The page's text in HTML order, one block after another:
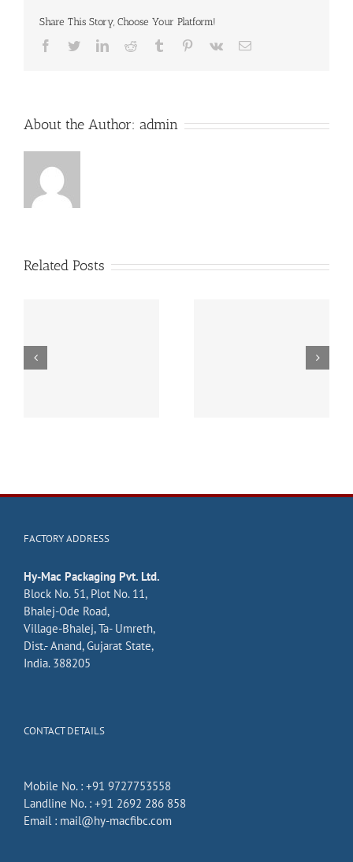
Share This Story, Choose Your Platform!
Facebook
TwitterLinkedInReddit Tumblr Pinterest
Vk Email
About the Author: admin
Related Posts
Wszystko co warto
FACTORY ADDRESS
Hy-Mac Packaging Pvt. Ltd.
Block No. 51, Plot No. 11,
Bhalej-Ode Road,
Village-Bhalej, Ta- Umreth,
Dist.- Anand, Gujarat State,
India. 388205
CONTACT DETAILS
Mobile No. : +91 9727753558
Landline No. : +91 2692 286 858
Email : mail@hy-macfibc.com